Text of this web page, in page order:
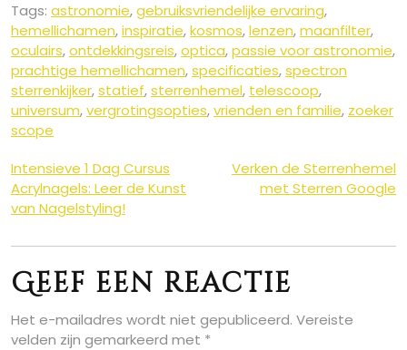
Tags: astronomie,gebruiksvriendelijke ervaring,
hemellichamen,inspiratie,kosmos,lenzen,maanfilter,
oculairs,ontdekkingsreis,optica,passie voor astronomie,
prachtige hemellichamen,specificaties,spectron
sterrenkijker,statief,sterrenhemel, telescoop,
universum,vergrotingsopties,vrienden en familie, zoeker
scope
Berichtnavigatie
Intensieve 1 Dag Cursus
Acrylnagels: Leer de Kunst
van Nagelstyling!
Verken de Sterrenhemel
met Sterren Google
Geef een reactie
Het e-mailadres wordt niet gepubliceerd. Vereiste
velden zijn gemarkeerd met *